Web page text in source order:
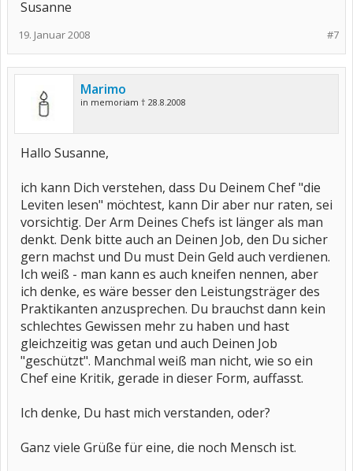
Susanne
#7
19. Januar 2008
Marimo
in memoriam † 28.8.2008
Hallo Susanne,
ich kann Dich verstehen, dass Du Deinem Chef "die
Leviten lesen" möchtest, kann Dir aber nur raten, sei
vorsichtig. Der Arm Deines Chefs ist länger als man
denkt. Denk bitte auch an Deinen Job, den Du sicher
gern machst und Du must Dein Geld auch verdienen.
Ich weiß - man kann es auch kneifen nennen, aber
ich denke, es wäre besser den Leistungsträger des
Praktikanten anzusprechen. Du brauchst dann kein
schlechtes Gewissen mehr zu haben und hast
gleichzeitig was getan und auch Deinen Job
"geschützt". Manchmal weiß man nicht, wie so ein
Chef eine Kritik, gerade in dieser Form, auffasst.
Ich denke, Du hast mich verstanden, oder?
Ganz viele Grüße für eine, die noch Mensch ist.